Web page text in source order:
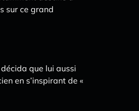
sur ce grand
que lui aussi
en s’inspirant de «